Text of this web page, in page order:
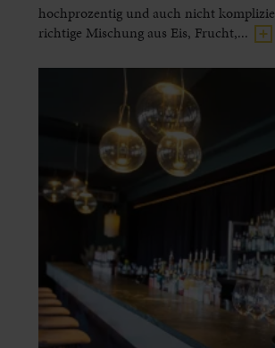
hochprozentig und auch nicht
richtige Mischung aus Eis, Frucht,...